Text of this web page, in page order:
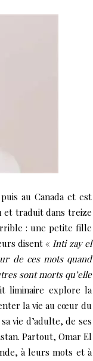
au Canada et est
et traduit dans treize
: une petite fille
disent «Inti zay el
de ces mots quand
sont morts qu’elle
liminaire explore la
la vie au cœur du
vie d’adulte, de ses
Partout, Omar El
à leurs mots et à